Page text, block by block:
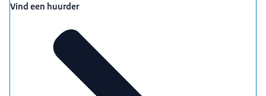
Vind een huurder